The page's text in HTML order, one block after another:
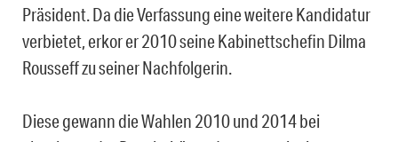
Präsident. Da die Verfassung eine weitere Kandidatur
verbietet, erkor er 2010 seine Kabinettschefin Dilma
Rousseff zu seiner Nachfolgerin.
Diese gewann die Wahlen 2010 und 2014 bei